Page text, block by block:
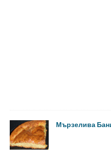
Мързелива